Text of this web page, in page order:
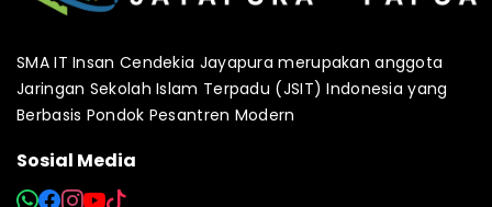
SMA IT Insan Cendekia Jayapura merupakan anggota
Jaringan Sekolah Islam Terpadu (JSIT) Indonesia yang
Berbasis Pondok Pesantren Modern
Sosial Media